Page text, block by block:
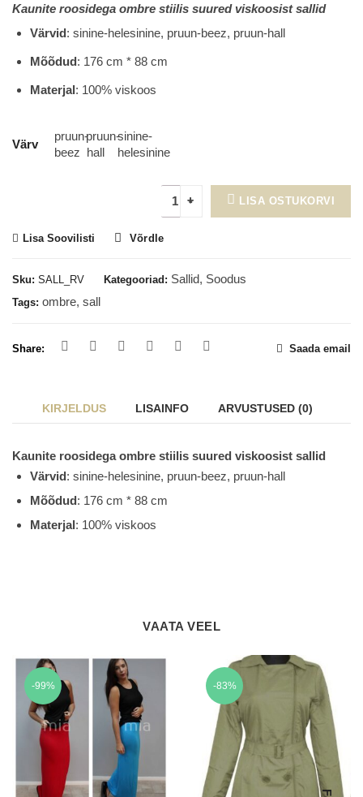
18.00€.
is:
5.00€.
Kaunite roosidega ombre stiilis suured viskoosist sallid
Värvid: sinine-helesinine, pruun-beez, pruun-hall
Mõõdud: 176 cm * 88 cm
Materjal: 100% viskoos
Värv
pruun-
beez
pruun-
hall
sinine-
helesinine
LISA OSTUKORVI
Lisa Soovilisti Võrdle
Sku: SALL_RV Kategooriad: Sallid, Soodus
Tags: ombre, sall
Share: Saada email
KIRJELDUS LISAINFO ARVUSTUSED (0)
Kaunite roosidega ombre stiilis suured viskoosist sallid
Värvid: sinine-helesinine, pruun-beez, pruun-hall
Mõõdud: 176 cm * 88 cm
Materjal: 100% viskoos
VAATA VEEL
-99% -83%